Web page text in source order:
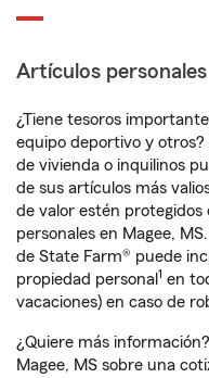
Artículos personales
¿Tiene tesoros
equipo deportivo y otros?
de vivienda o inquilinos
de sus artículos más
de valor estén
personales en Magee,
de State Farm® puede
propiedad personal 1 en
vacaciones) en caso de
¿Quiere más
Magee, MS sobre una